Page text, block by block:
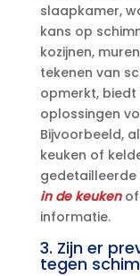
slaapkamer,
kans op
kozijnen,
tekenen van
opmerkt, biedt
oplossingen
Bijvoorbeeld,
keuken of
in de keukenof
informatie.​
3.​ Zijn er
tegen